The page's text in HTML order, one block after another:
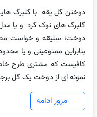
دوختن گل یقه با گلبرگ
گلبرگ های نوک گرد و یا مدل
دوخت؛ سلیقه و خواست
بنابراین ممنوعیتی و یا
کافیست که مشتری طرح
نمونه ای از دوخت یک گل
مرور ادامه